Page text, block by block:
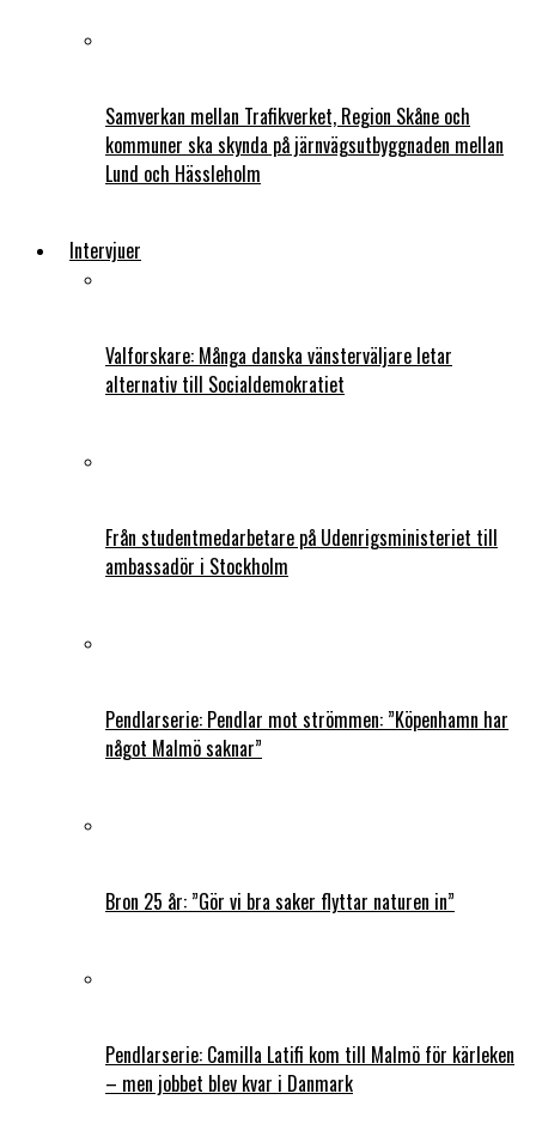
Samverkan mellan Trafikverket, Region Skåne och
kommuner ska skynda på järnvägsutbyggnaden mellan
Lund och Hässleholm
Intervjuer
Valforskare: Många danska vänsterväljare letar
alternativ till Socialdemokratiet
Från studentmedarbetare på Udenrigsministeriet till
ambassadör i Stockholm
Pendlarserie: Pendlar mot strömmen: ”Köpenhamn har
något Malmö saknar”
Bron 25 år: ”Gör vi bra saker flyttar naturen in”
Pendlarserie: Camilla Latifi kom till Malmö för kärleken
– men jobbet blev kvar i Danmark